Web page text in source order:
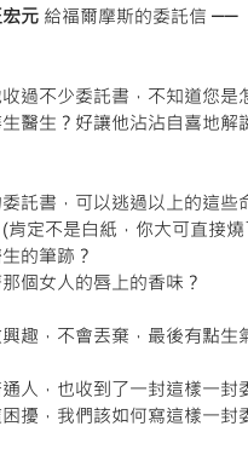
元 給福爾摩斯的委託信 ──
過不少委託書，不知道您
醫生？好讓他沾沾自喜地
託書，可以逃過以上的這些
肯定不是白紙，你大可直接
的筆跡？
個女人的唇上的香味？
興趣，不會丟棄，最後有點生
人，也收到了一封這樣一封
擾，我們該如何寫這樣一封